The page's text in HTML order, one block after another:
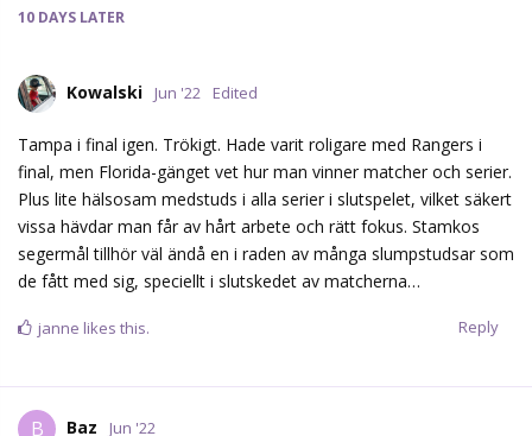
10 DAYS LATER
Kowalski Jun '22 Edited
Tampa i final igen. Trökigt. Hade varit roligare med Rangers i
final, men Florida-gänget vet hur man vinner matcher och serier.
Plus lite hälsosam medstuds i alla serier i slutspelet, vilket säkert
vissa hävdar man får av hårt arbete och rätt fokus. Stamkos
segermål tillhör väl ändå en i raden av många slumpstudsar som
de fått med sig, speciellt i slutskedet av matcherna…
Reply
janne likes this.
B Baz Jun '22